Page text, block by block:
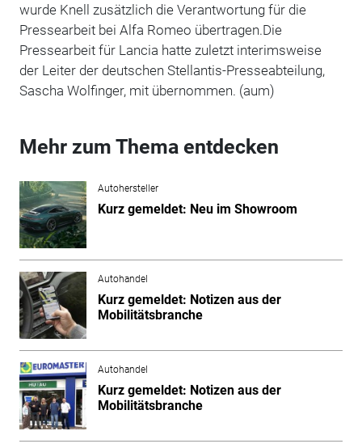
wurde Knell zusätzlich die Verantwortung für die
Pressearbeit bei Alfa Romeo übertragen.Die
Pressearbeit für Lancia hatte zuletzt interimsweise
der Leiter der deutschen Stellantis-Presseabteilung,
Sascha Wolfinger, mit übernommen. (aum)
Mehr zum Thema entdecken
Autohersteller
Kurz gemeldet: Neu im Showroom
Autohandel
Kurz gemeldet: Notizen aus der
Mobilitätsbranche
Autohandel
Kurz gemeldet: Notizen aus der
Mobilitätsbranche